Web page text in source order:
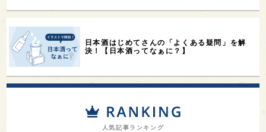
日本酒はじめてさんの「よくある疑問」を解
決！【日本酒ってなぁに？】
人気記事ランキング